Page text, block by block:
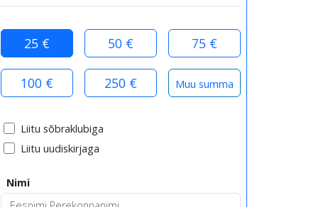
25 € 50 € 75 €
100 € 250 €
Liitu sõbraklubiga
Liitu uudiskirjaga
Nimi